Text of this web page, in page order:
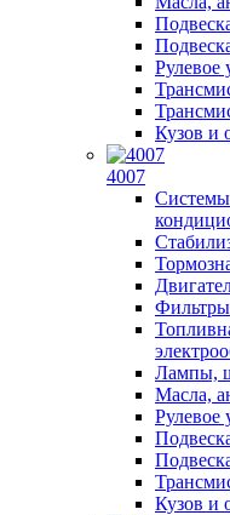
Рулевое
Кузов и
4007
Системы
Фильтры
Лампы,
Масла,
Рулевое
Кузов и